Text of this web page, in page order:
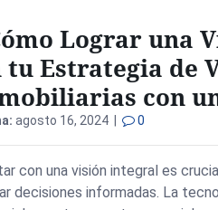
Lograr una
tu Estrategia de
con
agosto 16, 2024 | 0
con una visión integral es
decisiones informadas. La